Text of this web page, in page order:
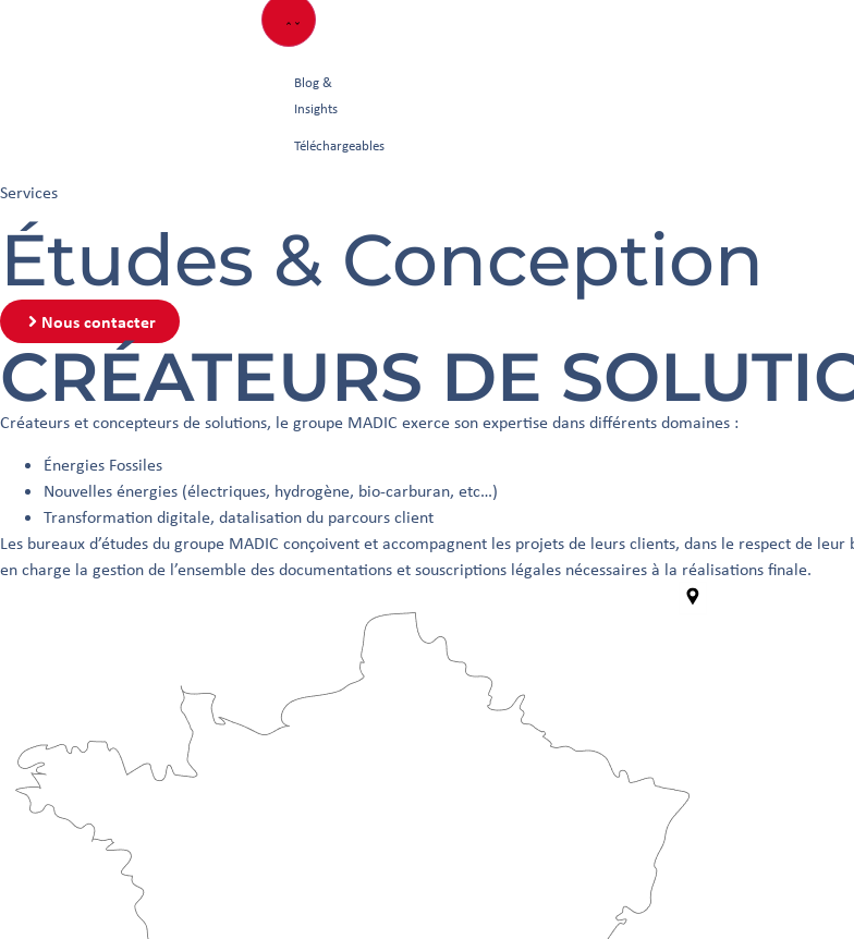
Blog &
Insights
Téléchargeables
Services
Études & Conception
Nous contacter
CRÉATEURS DE
Créateurs et concepteurs de solutions, le groupe MADIC exerce son expertise dans différents domaines :
Énergies Fossiles
Nouvelles énergies (électriques, hydrogène, bio-carburan, etc…)
Transformation digitale, datalisation du parcours client
Les bureaux d’études du groupe MADIC conçoivent et accompagnent les projets de leurs clients, dans le respect de
en charge la gestion de l’ensemble des documentations et souscriptions légales nécessaires à la réalisations finale.